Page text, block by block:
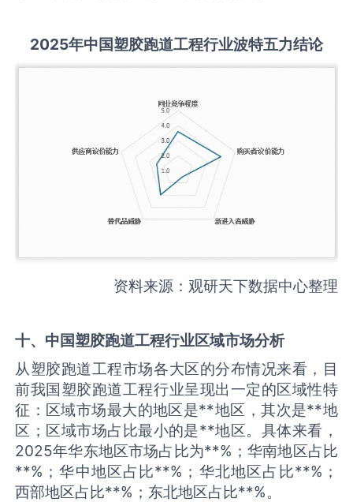
2025年中国塑胶跑道工程行业波特五力结论
资料来源：观研天下数据中心整理
十、中国塑胶跑道工程行业区域市场分析
从塑胶跑道工程市场各大区的分布情况来看，目
前我国塑胶跑道工程行业呈现出一定的区域性特
征：区域市场最大的地区是**地区，其次是**地
区；区域市场占比最小的是**地区。具体来看，
2025年华东地区市场占比为**%；华南地区占比
**%；华中地区占比**%；华北地区占比**%；
西部地区占比**%；东北地区占比**%。